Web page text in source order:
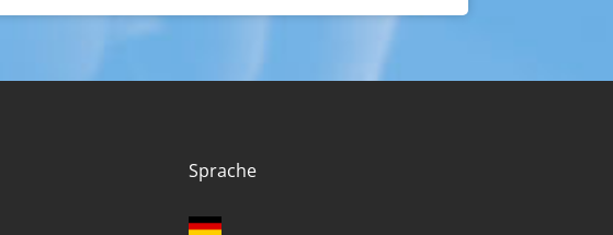
Sprache